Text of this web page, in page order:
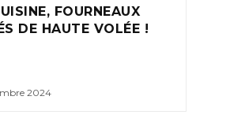
FOURNEAUX
DE HAUTE VOLÉE !
2024